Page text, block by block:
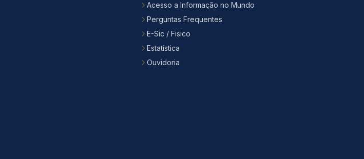
Acesso a Informação no Mundo
Perguntas Frequentes
E-Sic / Fisico
Estatística
Ouvidoria